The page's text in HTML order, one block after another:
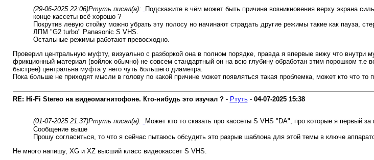
(29-06-2025 22:06)Ртуть писал(а):
Подскажите в чём может быть причина возникновения верху экрана
конце кассеты всё хорошо ?
Покрутив левую стойку можно убрать эту полосу но начинают страдать другие режимы такие как пауза,
ЛПМ "G2 turbo" Panasonic S VHS.
Остальные режимы работают превосходно.
Проверил центральную муфту, визуально с разборкой она в полном порядке, правда я впервые вижу что
фрикционный материал (войлок обычно) не совсем стандартный он на всю глубину обработан этим порошком
быстрее) центральна муфта у него чуть большего диаметра.
Пока больше не приходят мысли в голову по какой причине может появляться такая проблемка, может кто что то
RE: Hi-Fi Stereo на видеомагнитофоне. Кто-нибудь это изучал ?- Ртуть- 04-07-2025 15:38
(01-07-2025 21:37)Ртуть писал(а):
Может кто то сказать про кассеты S VHS "DA", про которые я первый
Сообщение выше
Прошу согласиться, то что я сейчас пытаюсь обсудить это разрыв шаблона для этой темы в ключе
Не много напишу, XG и XZ высший класс видеокассет S VHS.